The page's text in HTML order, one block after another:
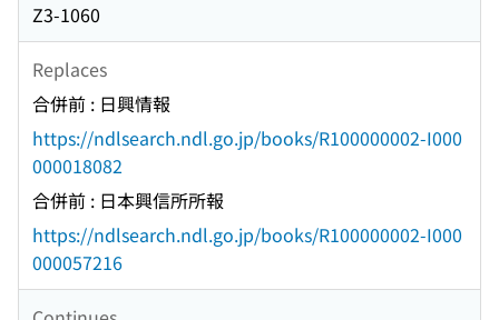
Z3-1060
Replaces
合併前 : 日興情報
https://ndlsearch.ndl.go.jp/books/R100000002-I000
000018082
合併前 : 日本興信所所報
https://ndlsearch.ndl.go.jp/books/R100000002-I000
000057216